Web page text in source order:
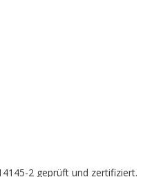
2 geprüft und zertifiziert.